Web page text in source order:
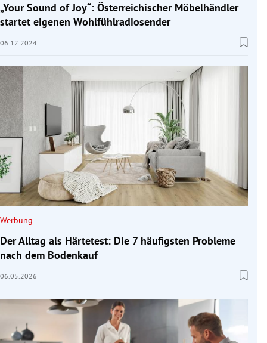
„Your Sound of Joy“: Österreichischer Möbelhändler
startet eigenen Wohlfühlradiosender
06.12.2024
Werbung
Der Alltag als Härtetest: Die 7 häufigsten Probleme
nach dem Bodenkauf
06.05.2026